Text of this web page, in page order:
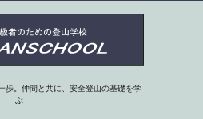
。仲間と共に、安全登山の基礎を学
ぶ ―